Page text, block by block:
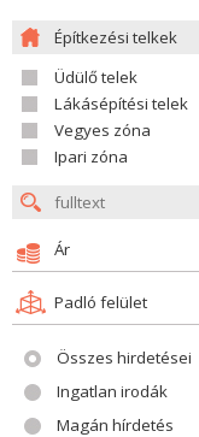
Építkezési telkek
Üdülő telek
Lákásépítési telek
Vegyes zóna
Ipari zóna
Ár
Padló felület
Összes hirdetései
Ingatlan irodák
Magán hírdetés